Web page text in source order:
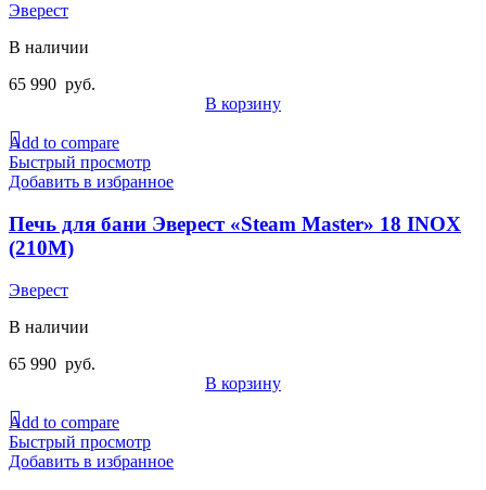
Эверест
В наличии
65 990 руб.
В корзину
Add to compare
Быстрый просмотр
Добавить в избранное
Печь для бани Эверест «Steam Master» 18 INOX
(210М)
Эверест
В наличии
65 990 руб.
В корзину
Add to compare
Быстрый просмотр
Добавить в избранное